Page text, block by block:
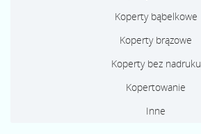
Koperty bąbelkowe
Koperty brązowe
Koperty bez nadruku
Kopertowanie
Inne